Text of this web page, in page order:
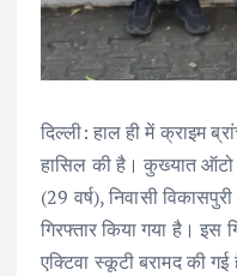
दिल्ली: हाल ही में क्राइम
हासिल की है। कुख्यात ऑटो
(29 वर्ष), निवासी
गिरफ्तार किया गया है। इस
एक्टिवा स्कूटी बरामद की